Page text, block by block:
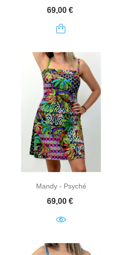
Prix
69,00 €
Mandy - Psyché
Prix
69,00 €